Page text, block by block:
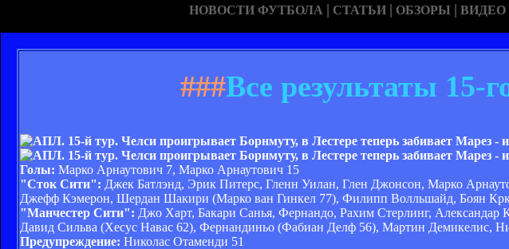
НОВОСТИ ФУТБОЛА | СТАТЬИ | ОБЗОРЫ | ВИДЕО
###Все результаты 15-
Голы: Марко Арнаутович 7, Марко Арнаутович 15
"Сток Сити": Джек Батлэнд, Эрик Питерс, Гленн Уилан, Глен Джонсон, Марко
Джефф Кэмерон, Шердан Шакири (Марко ван Гинкел 77), Филипп Волльшайд, Боян
"Манчестер Сити": Джо Харт, Бакари Санья, Фернандо, Рахим Стерлинг,
Давид Сильва (Хесус Навас 62), Фернандиньо (Фабиан Делф 56), Мартин Демикелис,
Предупреждение: Николас Отаменди 51